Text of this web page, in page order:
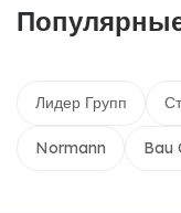
Лидер Групп
Normann Bau